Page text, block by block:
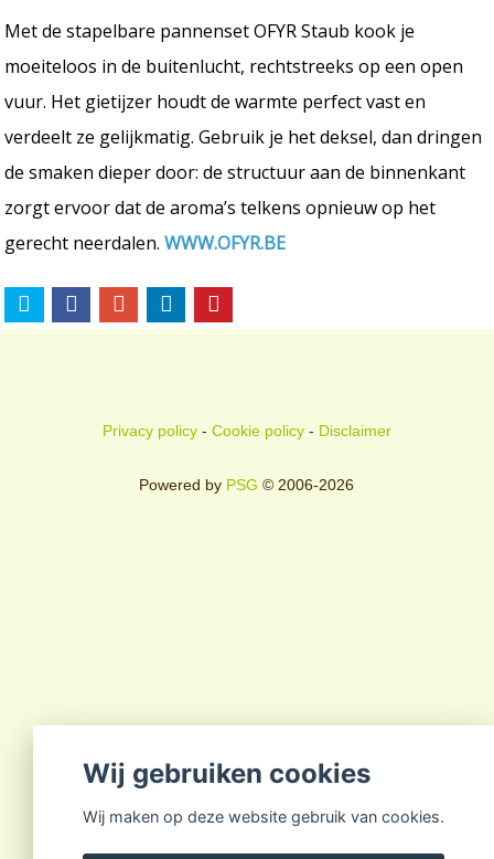
Met de stapelbare pannenset OFYR Staub kook je
moeiteloos in de buitenlucht, rechtstreeks op een open
vuur. Het gietijzer houdt de warmte perfect vast en
verdeelt ze gelijkmatig. Gebruik je het deksel, dan dringen
de smaken dieper door: de structuur aan de binnenkant
zorgt ervoor dat de aroma’s telkens opnieuw op het
gerecht neerdalen.WWW.OFYR.BE
Privacy policy- Cookie policy- Disclaimer
Powered by PSG © 2006-2026
Wij gebruiken cookies
Wij maken op deze website gebruik van cookies.